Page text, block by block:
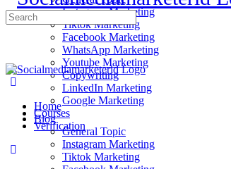
Instagram Marketing
Tiktok Marketing
Facebook Marketing
WhatsApp Marketing
Youtube Marketing
Copywriting
LinkedIn Marketing
Google Marketing
Courses
Verification
Search
for:
Home
Blog
General Topic
Instagram Marketing
Tiktok Marketing